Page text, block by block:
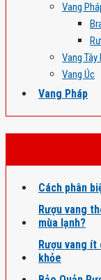
Vang
Vang Tây
Vang Úc
Vang Pháp
Cách phân
Rượu vang
mùa lạnh?
Rượu vang
khỏe